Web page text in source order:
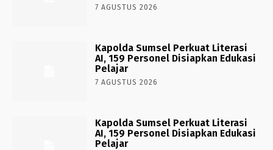
7 AGUSTUS 2026
Kapolda Sumsel Perkuat Literasi
AI, 159 Personel Disiapkan Edukasi
Pelajar
7 AGUSTUS 2026
Kapolda Sumsel Perkuat Literasi
AI, 159 Personel Disiapkan Edukasi
Pelajar